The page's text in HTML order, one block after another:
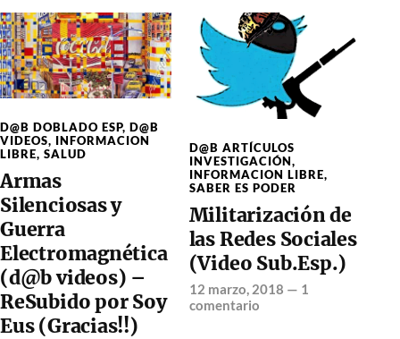
D@B DOBLADO ESP, D@B
VIDEOS, INFORMACION
LIBRE, SALUD
Armas
Silenciosas y
Guerra
Electromagnética
(d@b videos) –
ReSubido por Soy
Eus (Gracias!!)
D@B ARTÍCULOS
INVESTIGACIÓN,
INFORMACION LIBRE,
SABER ES PODER
Militarización de
las Redes Sociales
(Video Sub.Esp.)
12 marzo, 2018 — 1
comentario